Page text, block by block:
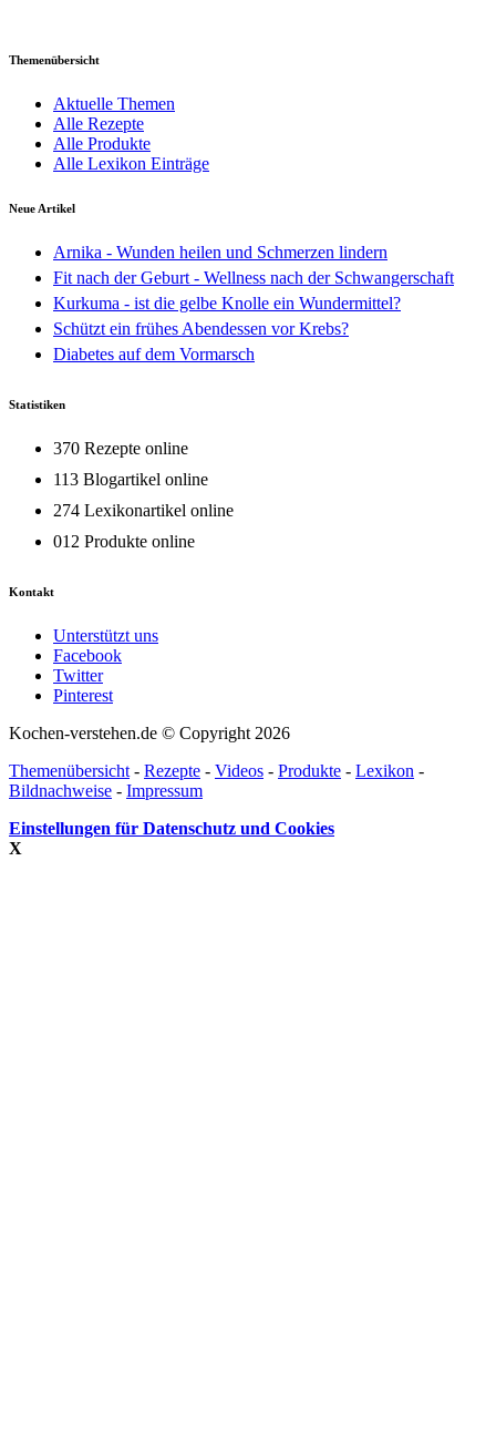
Themenübersicht
Aktuelle Themen
Alle Rezepte
Alle Produkte
Alle Lexikon Einträge
Neue Artikel
Arnika - Wunden heilen und Schmerzen lindern
Fit nach der Geburt - Wellness nach der Schwangerschaft
Kurkuma - ist die gelbe Knolle ein Wundermittel?
Schützt ein frühes Abendessen vor Krebs?
Diabetes auf dem Vormarsch
Statistiken
370 Rezepte online
113 Blogartikel online
274 Lexikonartikel online
012 Produkte online
Kontakt
Unterstützt uns
Facebook
Twitter
Pinterest
Kochen-verstehen.de © Copyright 2026
Themenübersicht - Rezepte - Videos - Produkte - Lexikon -
Bildnachweise - Impressum
Einstellungen für Datenschutz und Cookies
X